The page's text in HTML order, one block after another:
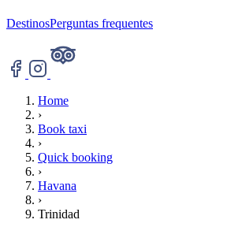
DestinosPerguntas frequentes
Home
›
Book taxi
›
Quick booking
›
Havana
›
Trinidad